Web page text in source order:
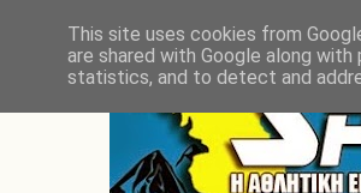
This site uses cookies from
are shared with Google along
statistics, and to detect and